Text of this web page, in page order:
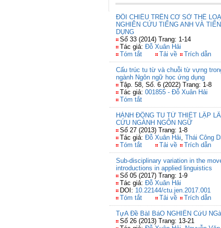
ĐỐI CHIẾU TRÊN CƠ SỞ THỂ
NGHIÊN CỨU TIẾNG ANH VÀ
DỤNG
Số 33 (2014) Trang: 1-14
Tác giả: Đỗ Xuân Hải
Tóm tắt
Tải về Trích dẫn
Cấu trúc tu từ và chuỗi từ vựng
ngành Ngôn ngữ học ứng dụng
Tập. 58, Số. 6 (2022) Trang: 1-8
Tác giả: 001855 - Đỗ Xuân Hải
Tóm tắt
HÀNH ĐỘNG TU TỪ THIẾT LẬP
CỨU NGÀNH NGÔN NGỮ
Số 27 (2013) Trang: 1-8
Tác giả: Đỗ Xuân Hải, Thái Công
Tóm tắt
Tải về Trích dẫn
Sub-disciplinary variation in the
introductions in applied linguistics
Số 05 (2017) Trang: 1-9
Tác giả: Đỗ Xuân Hải
DOI: 10.22144/ctu.jen.2017.001
Tóm tắt
Tải về Trích dẫn
TựA Đề BàI BáO NGHIÊN CứU
Số 26 (2013) Trang: 13-21